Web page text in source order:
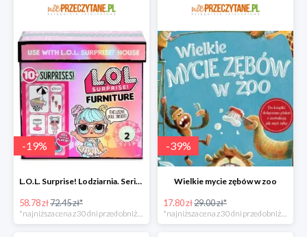
-19%
L.O.L. Surprise! Lodziarnia. Seria 2 w super cenie
58.78 zł72.45 zł*
*najniższa cena z 30 dni przed obniżką
-39%
Wielkie mycie zębów w zoo
17.80 zł29.00 zł*
*najniższa cena z 30 dni przed obniżką